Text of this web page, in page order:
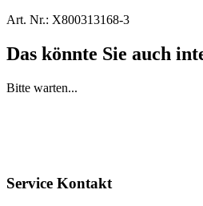
Art. Nr.: X800313168-3
Das könnte Sie auch
Bitte warten...
Service Kontakt